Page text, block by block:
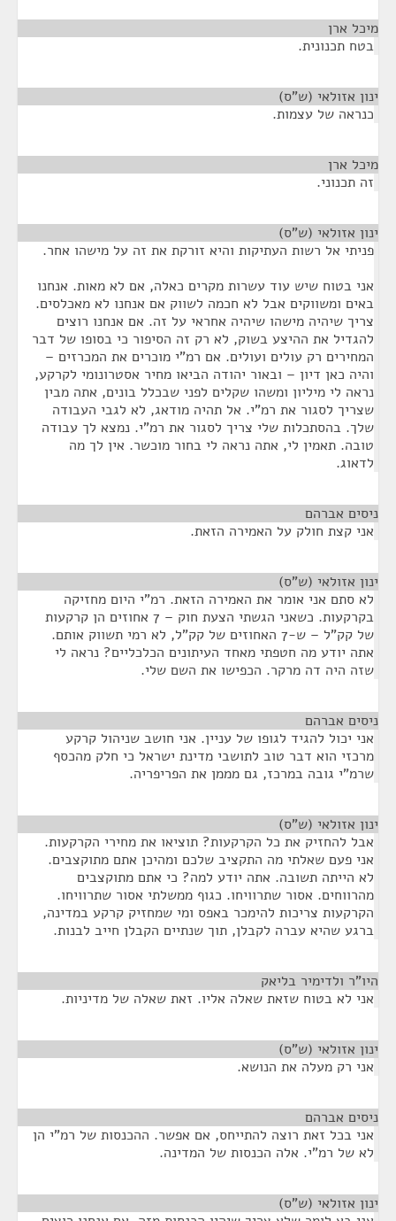
מיכל ארן
בטח תכנונית.
ינון אזולאי (ש"ס)
כנראה של עצמות.
מיכל ארן
זה תכנוני.
ינון אזולאי (ש"ס)
פניתי אל רשות העתיקות והיא זורקת את זה על מישהו אחר.
אני בטוח שיש עוד עשרות מקרים כאלה, אם לא מאות. אנחנו
באים ומשווקים אבל לא חכמה לשווק אם אנחנו לא מאכלסים.
צריך שיהיה מישהו שיהיה אחראי על זה. אם אנחנו רוצים
להגדיל את ההיצע בשוק, לא רק זה הסיפור כי בסופו של דבר
המחירים רק עולים ועולים. אם רמ"י מוכרים את המכרזים –
והיה כאן דיון – ובאור יהודה הביאו מחיר אסטרונומי לקרקע,
נראה לי מיליון ומשהו שקלים לפני שבכלל בונים, אתה מבין
שצריך לסגור את רמ"י. אל תהיה מודאג, לא לגבי העבודה
שלך. בהסתכלות שלי צריך לסגור את רמ"י. נמצא לך עבודה
טובה. תאמין לי, אתה נראה לי בחור מוכשר. אין לך מה
לדאוג.
ניסים אברהם
אני קצת חולק על האמירה הזאת.
ינון אזולאי (ש"ס)
לא סתם אני אומר את האמירה הזאת. רמ"י היום מחזיקה
בקרקעות. כשאני הגשתי הצעת חוק – 7 אחוזים הן קרקעות
של קק"ל – ש-7 האחוזים של קק"ל, לא רמי תשווק אותם.
אתה יודע מה חטפתי מאחד העיתונים הכלכליים? נראה לי
שזה היה דה מרקר. הכפישו את השם שלי.
ניסים אברהם
אני יכול להגיד לגופו של עניין. אני חושב שניהול קרקע
מרכזי הוא דבר טוב לתושבי מדינת ישראל כי חלק מהכסף
שרמ"י גובה במרכז, גם מממן את הפריפריה.
ינון אזולאי (ש"ס)
אבל להחזיק את כל הקרקעות? תוציאו את מחירי הקרקעות.
אני פעם שאלתי מה התקציב שלכם ומהיכן אתם מתוקצבים.
לא הייתה תשובה. אתה יודע למה? כי אתם מתוקצבים
מהרווחים. אסור שתרוויחו. כגוף ממשלתי אסור שתרוויחו.
הקרקעות צריכות להימכר באפס ומי שמחזיק קרקע במדינה,
ברגע שהיא עברה לקבלן, תוך שנתיים הקבלן חייב לבנות.
היו"ר ולדימיר בליאק
אני לא בטוח שזאת שאלה אליו. זאת שאלה של מדיניות.
ינון אזולאי (ש"ס)
אני רק מעלה את הנושא.
ניסים אברהם
אני בכל זאת רוצה להתייחס, אם אפשר. ההכנסות של רמ"י הן
לא של רמ"י. אלה הכנסות של המדינה.
ינון אזולאי (ש"ס)